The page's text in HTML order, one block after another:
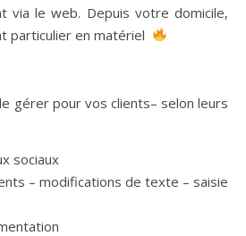
via le web. Depuis votre domicile,
particulier en matériel
gérer pour vos clients– selon leurs
sociaux
– modifications de texte – saisie